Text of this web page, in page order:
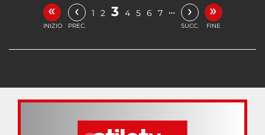
«
INIZIO
‹
PREC.
1 2 3 4 5 6 7 … ›
SUCC.
»
FINE